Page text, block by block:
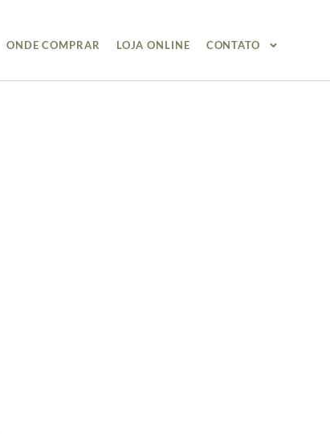
ONDE COMPRAR LOJA ONLINE CONTATO